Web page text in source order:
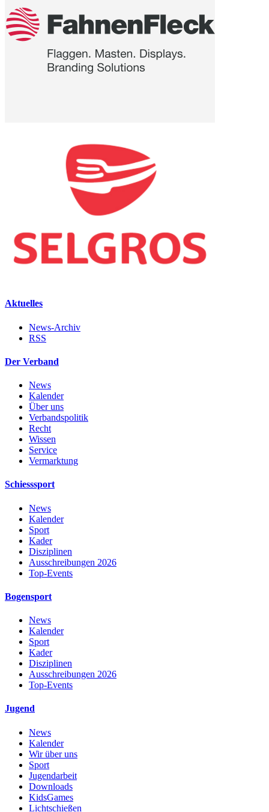
Aktuelles
News-Archiv
RSS
Der Verband
News
Kalender
Über uns
Verbandspolitik
Recht
Wissen
Service
Vermarktung
Schiesssport
News
Kalender
Sport
Kader
Disziplinen
Ausschreibungen 2026
Top-Events
Bogensport
News
Kalender
Sport
Kader
Disziplinen
Ausschreibungen 2026
Top-Events
Jugend
News
Kalender
Wir über uns
Sport
Jugendarbeit
Downloads
KidsGames
Lichtschießen